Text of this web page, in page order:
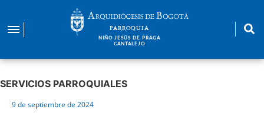
contenido
PARROQUIA
NIÑO JESÚS DE PRAGA
CANTALEJO
SERVICIOS PARROQUIALES
9 de septiembre de 2024